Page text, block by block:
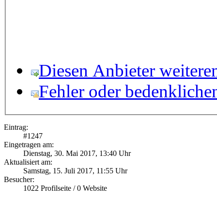
Diesen Anbieter
Fehler oder
Eintrag:
#1247
Eingetragen am:
Dienstag, 30. Mai 2017, 13:40 Uhr
Aktualisiert am:
Samstag, 15. Juli 2017, 11:55 Uhr
Besucher:
1022 Profilseite /0 Website